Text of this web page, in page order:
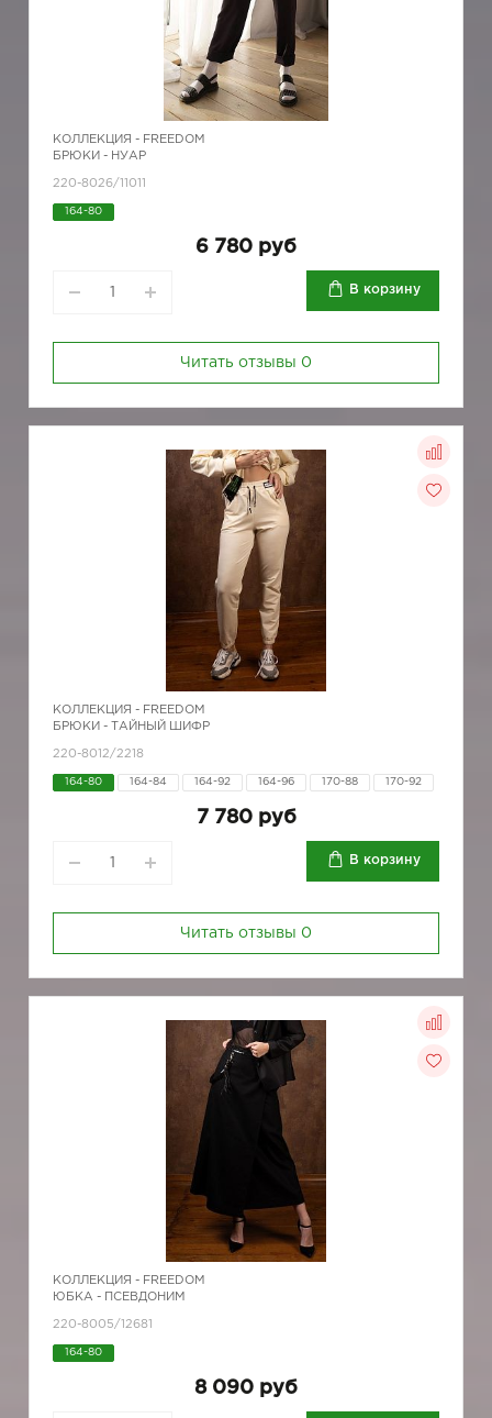
КОЛЛЕКЦИЯ - FREEDOM
БРЮКИ - НУАР
220-8026/11011
164-80
6 780 руб
В корзину
Читать отзывы 0
КОЛЛЕКЦИЯ - FREEDOM
БРЮКИ - ТАЙНЫЙ ШИФР
220-8012/2218
164-80 164-84 164-92 164-96 170-88 170-92
7 780 руб
В корзину
Читать отзывы 0
КОЛЛЕКЦИЯ - FREEDOM
ЮБКА - ПСЕВДОНИМ
220-8005/12681
164-80
8 090 руб